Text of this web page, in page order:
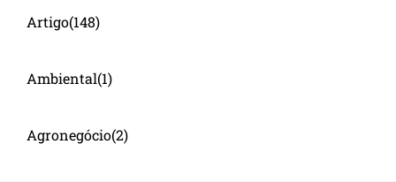
Artigo(148)
Ambiental(1)
Agronegócio(2)